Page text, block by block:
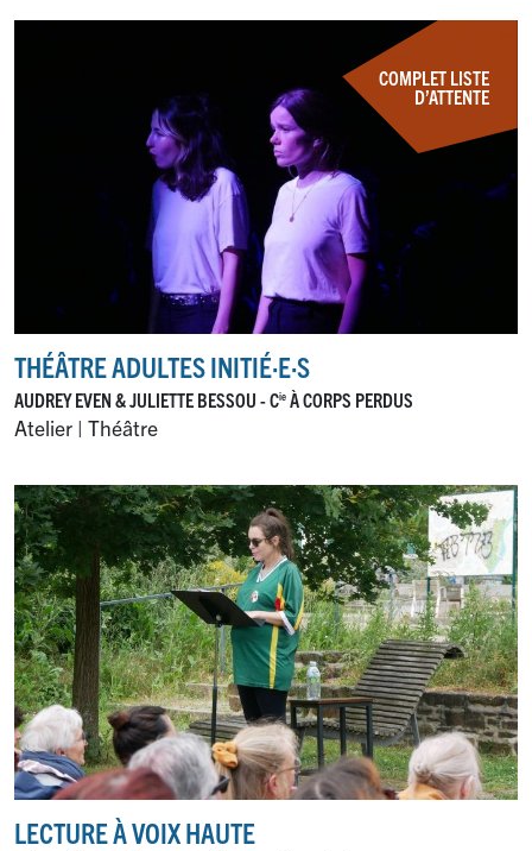
COMPLET LISTE
D’ATTENTE
THÉÂTRE ADULTES INITIÉ·E·S
AUDREY EVEN & JULIETTE BESSOU - Cie À CORPS PERDUS
Atelier | Théâtre
LECTURE À VOIX HAUTE